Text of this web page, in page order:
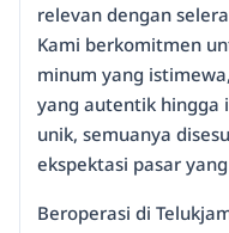
relevan dengan
Kami berkomitmen
minum yang
yang autentik hingga
unik, semuanya
ekspektasi pasar
Beroperasi di